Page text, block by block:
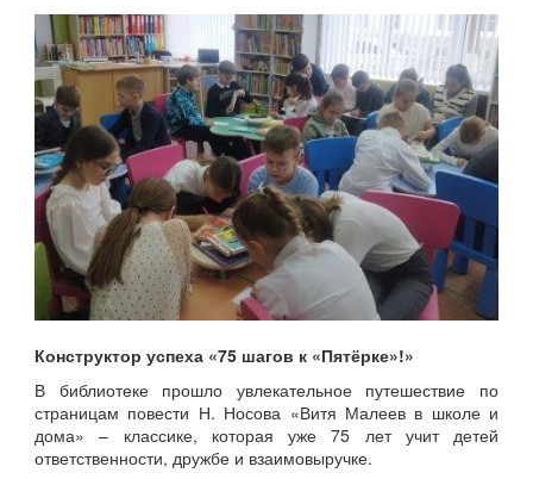
Конструктор успеха «75 шагов к «Пятёрке»!»
В библиотеке прошло увлекательное путешествие по
страницам повести Н. Носова «Витя Малеев в школе и
дома» – классике, которая уже 75 лет учит детей
ответственности, дружбе и взаимовыручке.